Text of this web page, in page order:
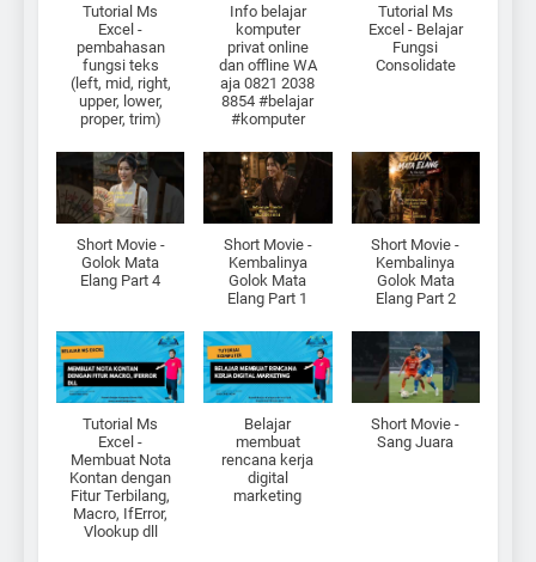
Tutorial Ms
Excel -
pembahasan
fungsi teks
(left, mid, right,
upper, lower,
proper, trim)
Info belajar
komputer
privat online
dan offline WA
aja 0821 2038
8854 #belajar
#komputer
Tutorial Ms
Excel - Belajar
Fungsi
Consolidate
Short Movie -
Golok Mata
Elang Part 4
Short Movie -
Kembalinya
Golok Mata
Elang Part 1
Short Movie -
Kembalinya
Golok Mata
Elang Part 2
Tutorial Ms
Excel -
Membuat Nota
Kontan dengan
Fitur Terbilang,
Macro, IfError,
Vlookup dll
Belajar
membuat
rencana kerja
digital
marketing
Short Movie -
Sang Juara